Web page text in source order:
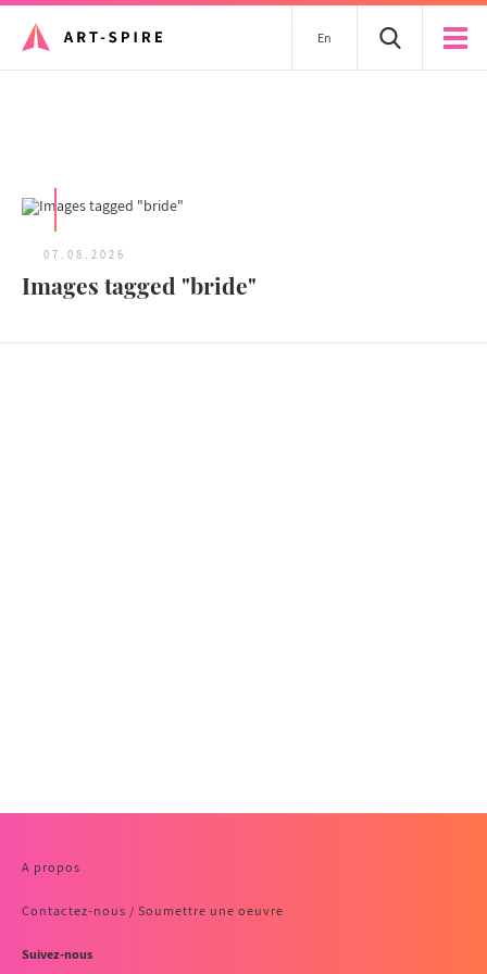
En
07.08.2026
Images tagged "bride"
A propos
Contactez-nous / Soumettre une oeuvre
Suivez-nous